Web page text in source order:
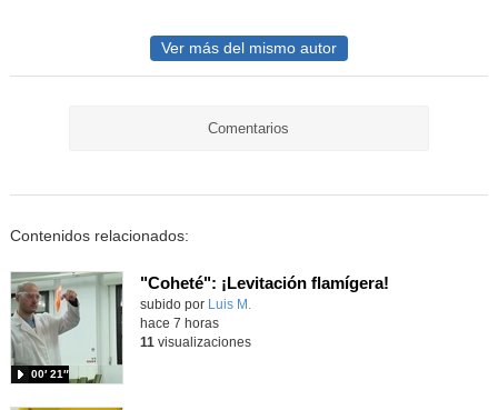
Ver más del mismo autor
Comentarios
Contenidos relacionados:
"Coheté": ¡Levitación flamígera!
Contenido educativo.
subido por Luis M.
00′ 21″
hace 7 horas
11 visualizaciones